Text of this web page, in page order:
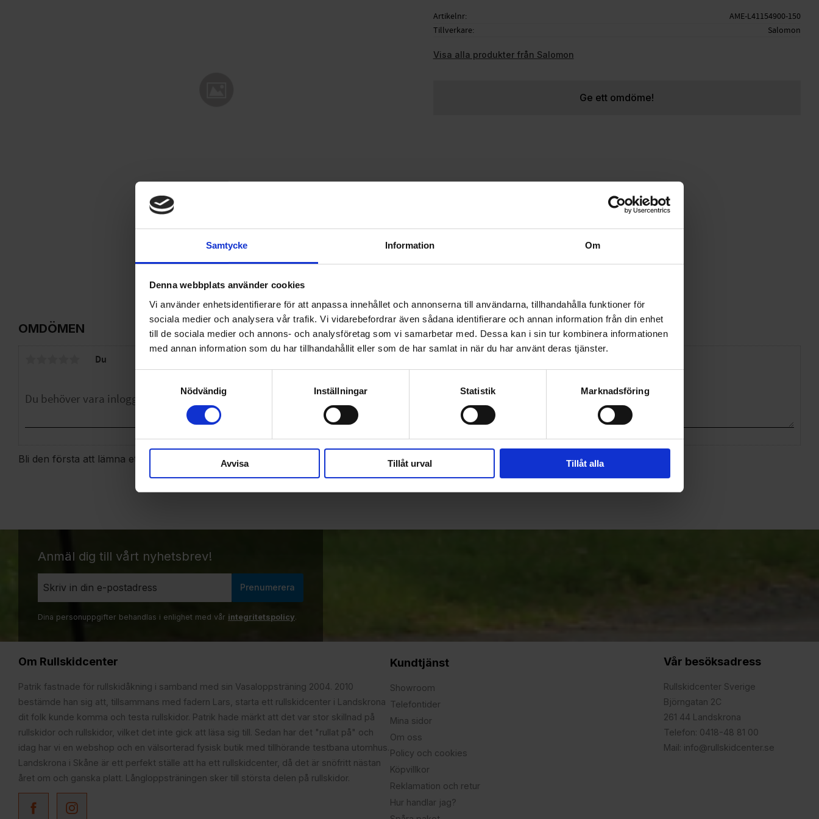
Samtycke Information Om
Denna webbplats använder cookies
Vi använder enhetsidentifierare för att anpassa innehållet och annonserna till användarna, tillhandahålla funktioner för
sociala medier och analysera vår trafik. Vi vidarebefordrar även sådana identifierare och annan information från din enhet
till de sociala medier och annons- och analysföretag som vi samarbetar med. Dessa kan i sin tur kombinera informationen
med annan information som du har tillhandahållit eller som de har samlat in när du har använt deras tjänster.
Nödvändig
Inställningar Statistik Marknadsföring
Avvisa Tillåt urval Tillåt alla
Artikelnr
AME-L41154900-150
Tillverkare
Salomon
Visa alla produkter från Salomon
Ge ett omdöme!
OMDÖMEN
Du
Bli den första att lämna ett omdöme.
Anmäl dig till vårt nyhetsbrev!
Prenumerera
Dina personuppgifter behandlas i enlighet med vår integritetspolicy.
Om Rullskidcenter
Patrik fastnade för rullskidåkning i samband med sin Vasaloppsträning 2004. 2010
bestämde han sig att, tillsammans med fadern Lars, starta ett rullskidcenter i Landskrona
dit folk kunde komma och testa rullskidor. Patrik hade märkt att det var stor skillnad på
rullskidor och rullskidor, vilket det inte gick att läsa sig till. Sedan har det "rullat på" och
idag har vi en webshop och en välsorterad fysisk butik med tillhörande testbana utomhus.
Landskrona i Skåne är ett perfekt ställe att ha ett rullskidcenter, då det är snöfritt nästan
året om och ganska platt. Långloppsträningen sker till största delen på rullskidor.
Kundtjänst
Showroom
Telefontider
Mina sidor
Om oss
Policy och cookies
Köpvillkor
Reklamation och retur
Hur handlar jag?
Vår besöksadress
Rullskidcenter Sverige
Björngatan 2C
261 44 Landskrona
Telefon: 0418-48 81 00
Mail: info@rullskidcenter.se